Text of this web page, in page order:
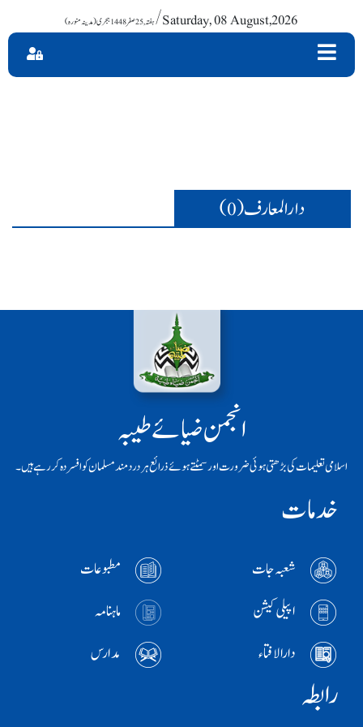
/ Saturday, 08 August,2026
دارالمعارف (0)
انجمن ضیائے طیبہ
اسلامی تعلیمات کی بڑھتی ہوئی ضرورت اور سمٹتے ہوئے ذرائع ہر دردمند مسلمان کو افسردہ کر رہے ہیں۔
خدمات
شعبہ جات
مطبوعات
اپیلی کیشن
ماہنامہ
دارالافتاء
مدارس
رابطہ